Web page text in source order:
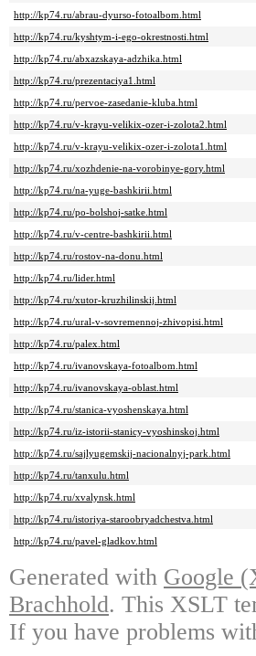
http://kp74.ru/abrau-dyurso-fotoalbom.html
http://kp74.ru/kyshtym-i-ego-okrestnosti.html
http://kp74.ru/abxazskaya-adzhika.html
http://kp74.ru/prezentaciya1.html
http://kp74.ru/pervoe-zasedanie-kluba.html
http://kp74.ru/v-krayu-velikix-ozer-i-zolota2.html
http://kp74.ru/v-krayu-velikix-ozer-i-zolota1.html
http://kp74.ru/xozhdenie-na-vorobinye-gory.html
http://kp74.ru/na-yuge-bashkirii.html
http://kp74.ru/po-bolshoj-satke.html
http://kp74.ru/v-centre-bashkirii.html
http://kp74.ru/rostov-na-donu.html
http://kp74.ru/lider.html
http://kp74.ru/xutor-kruzhilinskij.html
http://kp74.ru/ural-v-sovremennoj-zhivopisi.html
http://kp74.ru/palex.html
http://kp74.ru/ivanovskaya-fotoalbom.html
http://kp74.ru/ivanovskaya-oblast.html
http://kp74.ru/stanica-vyoshenskaya.html
http://kp74.ru/iz-istorii-stanicy-vyoshinskoj.html
http://kp74.ru/sajlyugemskij-nacionalnyj-park.html
http://kp74.ru/tanxulu.html
http://kp74.ru/xvalynsk.html
http://kp74.ru/istoriya-staroobryadchestva.html
http://kp74.ru/pavel-gladkov.html
Generated with Google
Brachhold. This XSLT
If you have problems